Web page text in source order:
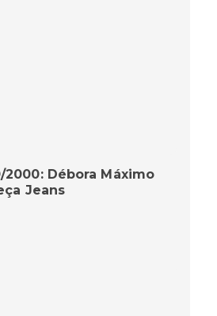
2000: Débora Máximo
Jeans